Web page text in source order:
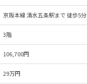
京阪本線 清水五条駅まで 徒歩5分
3階
106,700円
29万円